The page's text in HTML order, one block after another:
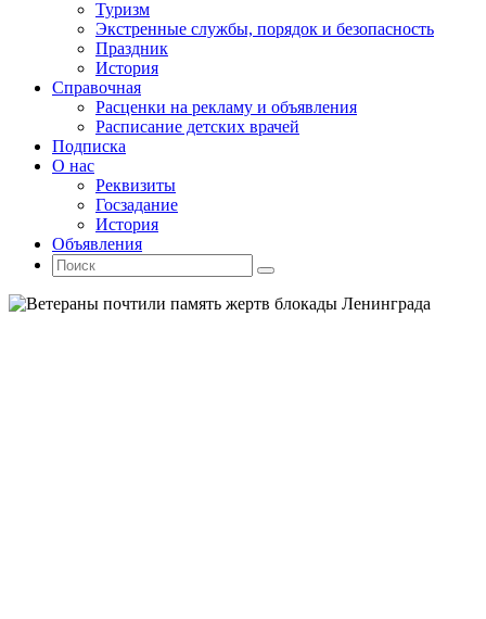
Туризм
Экстренные службы, порядок и безопасность
Праздник
История
Справочная
Расценки на рекламу и объявления
Расписание детских врачей
Подписка
О нас
Реквизиты
Госзадание
История
Объявления
Поиск
Искать:
Поиск